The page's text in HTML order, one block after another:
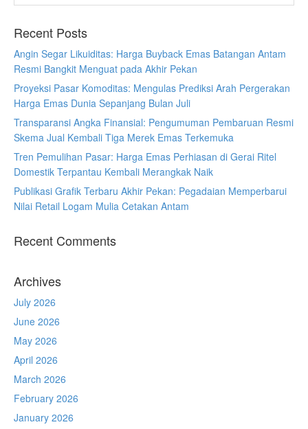
Recent Posts
Angin Segar Likuiditas: Harga Buyback Emas Batangan Antam
Resmi Bangkit Menguat pada Akhir Pekan
Proyeksi Pasar Komoditas: Mengulas Prediksi Arah Pergerakan
Harga Emas Dunia Sepanjang Bulan Juli
Transparansi Angka Finansial: Pengumuman Pembaruan Resmi
Skema Jual Kembali Tiga Merek Emas Terkemuka
Tren Pemulihan Pasar: Harga Emas Perhiasan di Gerai Ritel
Domestik Terpantau Kembali Merangkak Naik
Publikasi Grafik Terbaru Akhir Pekan: Pegadaian Memperbarui
Nilai Retail Logam Mulia Cetakan Antam
Recent Comments
Archives
July 2026
June 2026
May 2026
April 2026
March 2026
February 2026
January 2026